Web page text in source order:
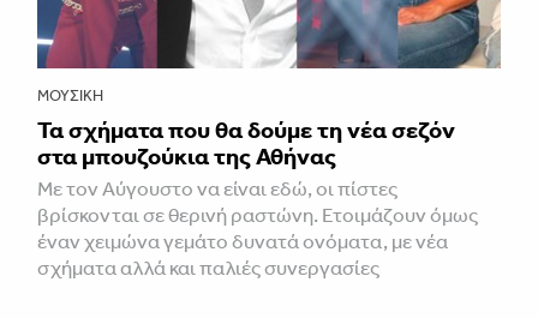
ΜΟΥΣΙΚΉ
Τα σχήματα που θα δούμε τη νέα σεζόν
στα μπουζούκια της Αθήνας
Με τον Αύγουστο να είναι εδώ, οι πίστες
βρίσκονται σε θερινή ραστώνη. Ετοιμάζουν όμως
έναν χειμώνα γεμάτο δυνατά ονόματα, με νέα
σχήματα αλλά και παλιές συνεργασίες